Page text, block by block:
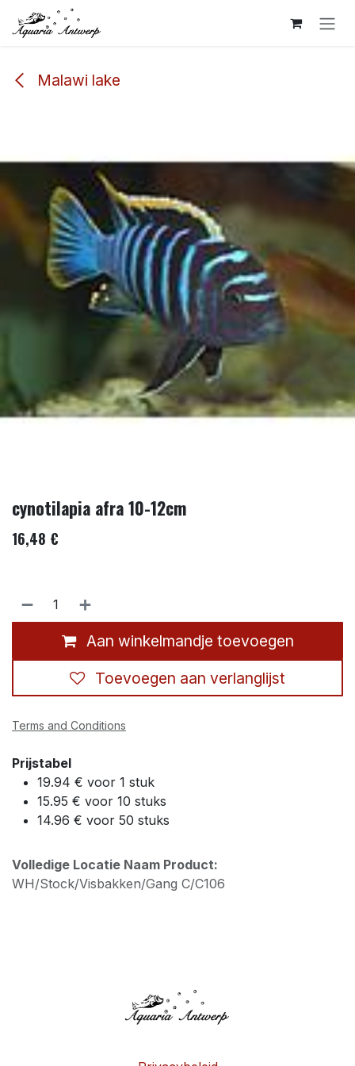
Overslaan naar inhoud
Malawi lake
cynotilapia afra 10-12cm
16,48 €
Aan winkelmandje toevoegen
Toevoegen aan verlanglijst
Terms and Conditions
Prijstabel
19.94 € voor 1 stuk
15.95 € voor 10 stuks
14.96 € voor 50 stuks
Volledige Locatie Naam Product:
WH/Stock/Visbakken/Gang C/C106